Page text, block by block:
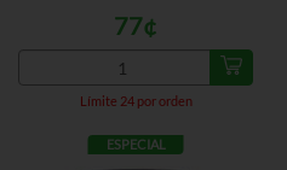
Límite 24 por orden
77¢
ESPECIAL